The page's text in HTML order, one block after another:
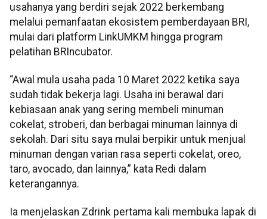
usahanya yang berdiri sejak 2022 berkembang
melalui pemanfaatan ekosistem pemberdayaan BRI,
mulai dari platform LinkUMKM hingga program
pelatihan BRIncubator.
“Awal mula usaha pada 10 Maret 2022 ketika saya
sudah tidak bekerja lagi. Usaha ini berawal dari
kebiasaan anak yang sering membeli minuman
cokelat, stroberi, dan berbagai minuman lainnya di
sekolah. Dari situ saya mulai berpikir untuk menjual
minuman dengan varian rasa seperti cokelat, oreo,
taro, avocado, dan lainnya,” kata Redi dalam
keterangannya.
Ia menjelaskan Zdrink pertama kali membuka lapak di